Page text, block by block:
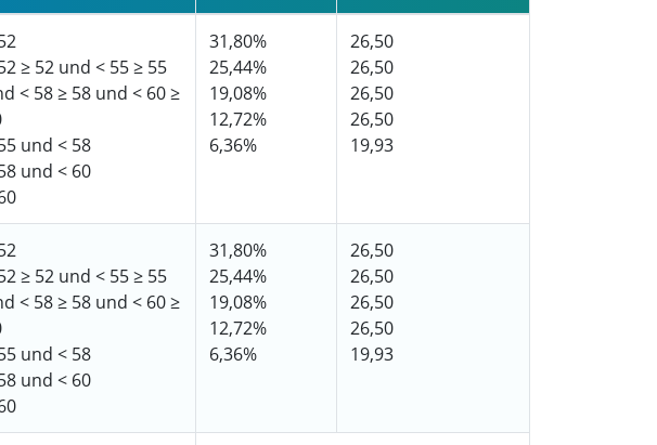
≥ 52 und < 55 ≥ 55
< 58 ≥ 58 und < 60 ≥
und < 58
und < 60
31,80%
25,44%
19,08%
12,72%
6,36%
26,50
26,50
26,50
26,50
19,93
≥ 52 und < 55 ≥ 55
< 58 ≥ 58 und < 60 ≥
und < 58
und < 60
31,80%
25,44%
19,08%
12,72%
6,36%
26,50
26,50
26,50
26,50
19,93